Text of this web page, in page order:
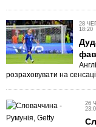
28
18:20
розраховувати на
26